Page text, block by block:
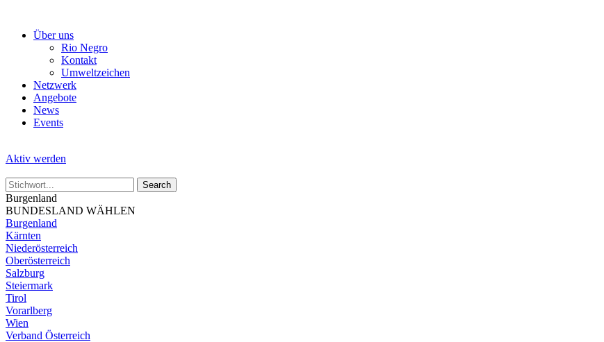
Über uns
Rio Negro
Kontakt
Umweltzeichen
Netzwerk
Angebote
News
Events
Aktiv werden
Burgenland
BUNDESLAND WÄHLEN
Burgenland
Kärnten
Niederösterreich
Oberösterreich
Salzburg
Steiermark
Tirol
Vorarlberg
Wien
Verband Österreich